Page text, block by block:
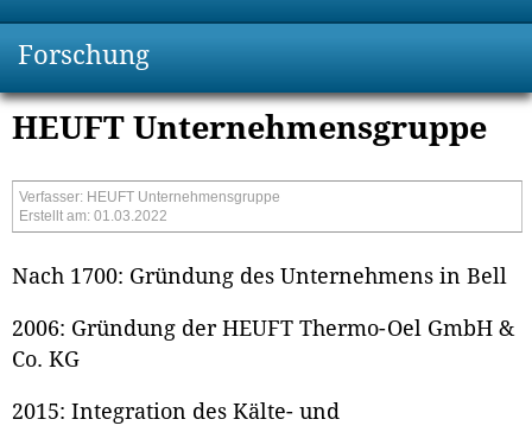
Forschung
HEUFT Unternehmensgruppe
Verfasser: HEUFT Unternehmensgruppe
Erstellt am: 01.03.2022
Nach 1700: Gründung des Unternehmens in Bell
2006: Gründung der HEUFT Thermo-Oel GmbH &
Co. KG
2015: Integration des Kälte- und